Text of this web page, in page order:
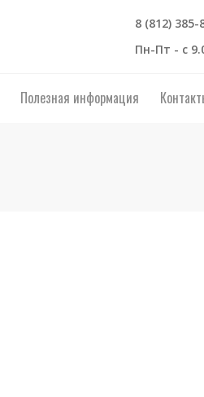
8 (812)
Пн-Пт - с
Полезная информация